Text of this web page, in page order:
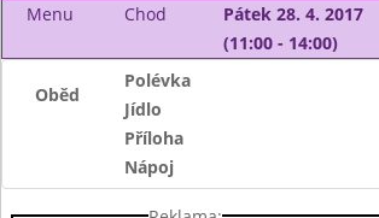
Menu
Chod
Pátek 28. 4. 2017
(11:00 - 14:00)
Oběd
Polévka
Jídlo
Příloha
Nápoj